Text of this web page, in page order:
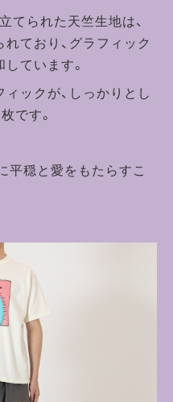
てられた天竺生地は、
ており、グラフィック
ています。
ックが、しっかりとし
です。
平穏と愛をもたらすこ